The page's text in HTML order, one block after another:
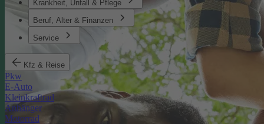
Krankheit, Unfall & Pflege
Beruf, Alter & Finanzen
Service
Kfz & Reise
Pkw
E-Auto
Kleinkraftrad
Anhänger
Motorrad